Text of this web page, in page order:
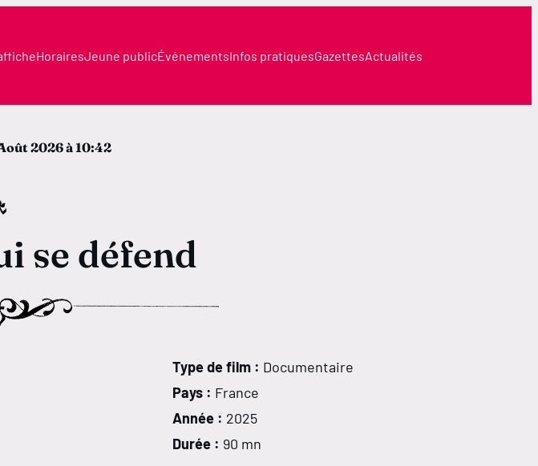
HorairesJeune publicÉvénementsInfos pratiquesGazettesActualités
2026à 10:42
se défend
Type de film : Documentaire
Pays : France
Année : 2025
Durée : 90 mn